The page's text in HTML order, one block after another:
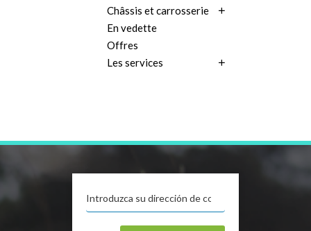
Châssis et carrosserie
En vedette
Offres
Les services